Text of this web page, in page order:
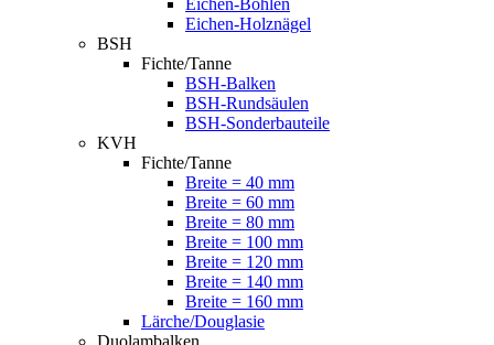
Eichen-Bohlen
Eichen-Holznägel
BSH
Fichte/Tanne
BSH-Balken
BSH-Rundsäulen
BSH-Sonderbauteile
KVH
Fichte/Tanne
Breite = 40 mm
Breite = 60 mm
Breite = 80 mm
Breite = 100 mm
Breite = 120 mm
Breite = 140 mm
Breite = 160 mm
Lärche/Douglasie
Duolambalken